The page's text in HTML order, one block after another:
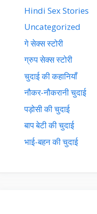
Hindi Sex Stories
Uncategorized
गे सेक्स स्टोरी
ग्रुप सेक्स स्टोरी
चुदाई की कहानियाँ
नौकर-नौकरानी चुदाई
पड़ोसी की चुदाई
बाप बेटी की चुदाई
भाई-बहन की चुदाई